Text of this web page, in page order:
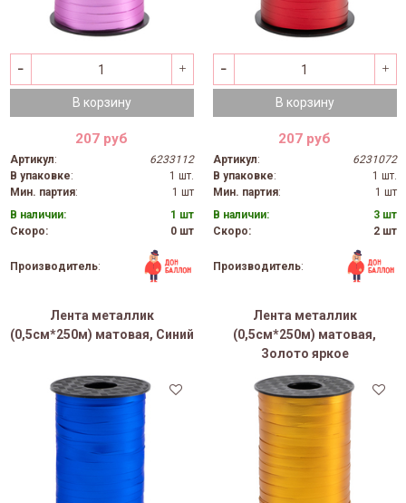
В корзину
207 руб
Артикул:
6233112
В упаковке:
1 шт.
Мин. партия:
1 шт
В наличии:
1 шт
Скоро:
0 шт
Производитель:
В корзину
207 руб
Артикул:
6231072
В упаковке:
1 шт.
Мин. партия:
1 шт
В наличии:
3 шт
Скоро:
2 шт
Производитель:
Лента металлик
(0,5см*250м) матовая, Синий
Лента металлик
(0,5см*250м) матовая,
Золото яркое